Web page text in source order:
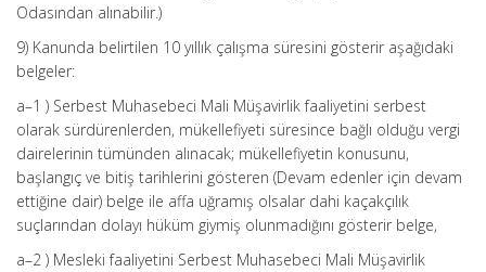
Odasından alınabilir.)
9) Kanunda belirtilen 10 yıllık çalışma süresini gösterir aşağıdaki
belgeler:
a–1 ) Serbest Muhasebeci Mali Müşavirlik faaliyetini serbest
olarak sürdürenlerden, mükellefiyeti süresince bağlı olduğu vergi
dairelerinin tümünden alınacak; mükellefiyetin konusunu,
başlangıç ve bitiş tarihlerini gösteren (Devam edenler için devam
ettiğine dair) belge ile affa uğramış olsalar dahi kaçakçılık
suçlarından dolayı hüküm giymiş olunmadığını gösterir belge,
a–2 ) Mesleki faaliyetini Serbest Muhasebeci Mali Müşavirlik